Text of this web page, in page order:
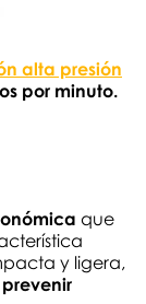
alta presión
por minuto.
que
y ligera,